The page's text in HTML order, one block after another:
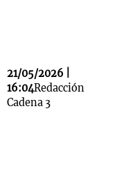
21/05/2026 |
16:04Redacción
Cadena 3